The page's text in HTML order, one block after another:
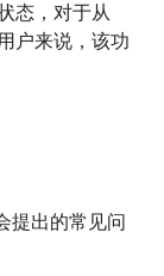
态，对于从
户来说，该功
提出的常见问